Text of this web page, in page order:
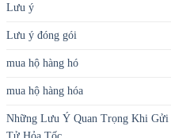
Lưu ý
Lưu ý đóng gói
mua hộ hàng hó
mua hộ hàng hóa
Những Lưu Ý Quan Trọng Khi